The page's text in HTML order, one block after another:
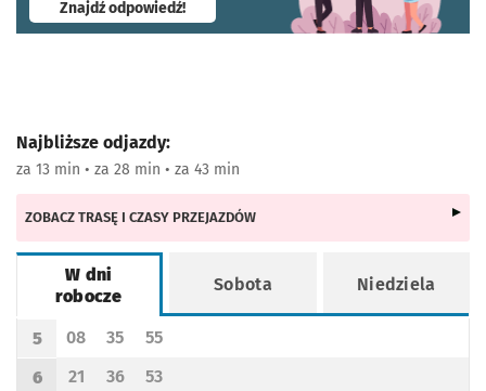
Znajdź odpowiedź!- otworzy się w nowej karcie
Najbliższe odjazdy:
za 13 min • za 28 min • za 43 min
ZOBACZ TRASĘ I CZASY PRZEJAZDÓW
W dni
robocze
Sobota Niedziela
Rozkład jazdy -
W dni robocze
Godzina odjazdu
5
Odjazd
08
minut po godzinie 5
Odjazd
35
minut po godzinie 5
Odjazd
55
minut po godzinie 5
6 21 36 53